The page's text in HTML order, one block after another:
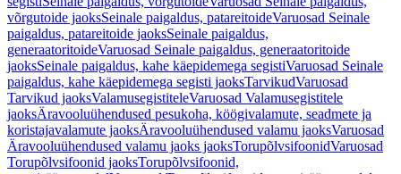
võrgutoide jaoksSeinale paigaldus, patareitoideVaruosad Seinale
paigaldus, patareitoide jaoksSeinale paigaldus,
generaatoritoideVaruosad Seinale paigaldus, generaatoritoide
jaoksSeinale paigaldus, kahe käepidemega segistiVaruosad Seinale
paigaldus, kahe käepidemega segisti jaoksTarvikudVaruosad
Tarvikud jaoksValamusegistiteleVaruosad Valamusegistitele
jaoksÄravooluühendused pesukoha, köögivalamute, seadmete ja
koristajavalamute jaoksÄravooluühendused valamu jaoksVaruosad
Äravooluühendused valamu jaoks jaoksTorupõlvsifoonidVaruosad
Torupõlvsifoonid jaoksTorupõlvsifoonid,